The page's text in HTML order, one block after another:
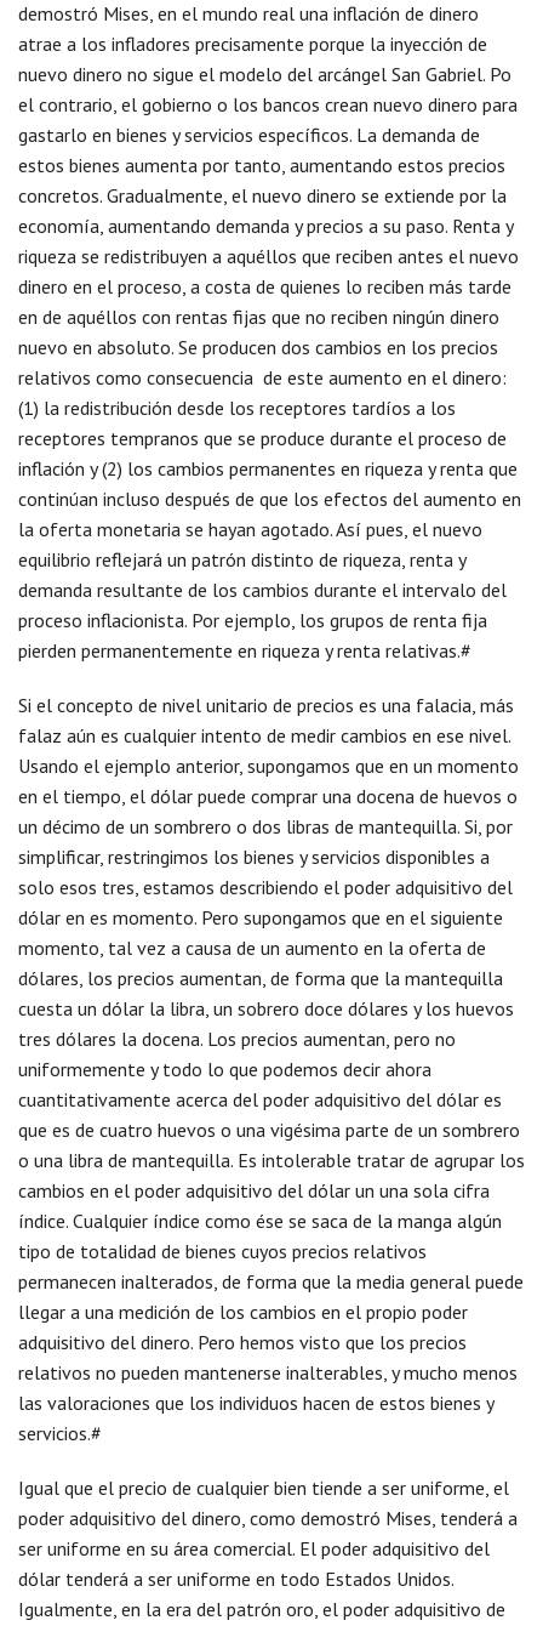
demostró Mises, en el mundo real una inflación de dinero
atrae a los infladores precisamente porque la inyección de
nuevo dinero no sigue el modelo del arcángel San Gabriel. Po
el contrario, el gobierno o los bancos crean nuevo dinero para
gastarlo en bienes y servicios específicos. La demanda de
estos bienes aumenta por tanto, aumentando estos precios
concretos. Gradualmente, el nuevo dinero se extiende por la
economía, aumentando demanda y precios a su paso. Renta y
riqueza se redistribuyen a aquéllos que reciben antes el nuevo
dinero en el proceso, a costa de quienes lo reciben más tarde
en de aquéllos con rentas fijas que no reciben ningún dinero
nuevo en absoluto. Se producen dos cambios en los precios
relativos como consecuencia de este aumento en el dinero:
(1) la redistribución desde los receptores tardíos a los
receptores tempranos que se produce durante el proceso de
inflación y (2) los cambios permanentes en riqueza y renta que
continúan incluso después de que los efectos del aumento en
la oferta monetaria se hayan agotado. Así pues, el nuevo
equilibrio reflejará un patrón distinto de riqueza, renta y
demanda resultante de los cambios durante el intervalo del
proceso inflacionista. Por ejemplo, los grupos de renta fija
pierden permanentemente en riqueza y renta relativas.#
Si el concepto de nivel unitario de precios es una falacia, más
falaz aún es cualquier intento de medir cambios en ese nivel.
Usando el ejemplo anterior, supongamos que en un momento
en el tiempo, el dólar puede comprar una docena de huevos o
un décimo de un sombrero o dos libras de mantequilla. Si, por
simplificar, restringimos los bienes y servicios disponibles a
solo esos tres, estamos describiendo el poder adquisitivo del
dólar en es momento. Pero supongamos que en el siguiente
momento, tal vez a causa de un aumento en la oferta de
dólares, los precios aumentan, de forma que la mantequilla
cuesta un dólar la libra, un sobrero doce dólares y los huevos
tres dólares la docena. Los precios aumentan, pero no
uniformemente y todo lo que podemos decir ahora
cuantitativamente acerca del poder adquisitivo del dólar es
que es de cuatro huevos o una vigésima parte de un sombrero
o una libra de mantequilla. Es intolerable tratar de agrupar los
cambios en el poder adquisitivo del dólar un una sola cifra
índice. Cualquier índice como ése se saca de la manga algún
tipo de totalidad de bienes cuyos precios relativos
permanecen inalterados, de forma que la media general puede
llegar a una medición de los cambios en el propio poder
adquisitivo del dinero. Pero hemos visto que los precios
relativos no pueden mantenerse inalterables, y mucho menos
las valoraciones que los individuos hacen de estos bienes y
servicios.#
Igual que el precio de cualquier bien tiende a ser uniforme, el
poder adquisitivo del dinero, como demostró Mises, tenderá a
ser uniforme en su área comercial. El poder adquisitivo del
dólar tenderá a ser uniforme en todo Estados Unidos.
Igualmente, en la era del patrón oro, el poder adquisitivo de